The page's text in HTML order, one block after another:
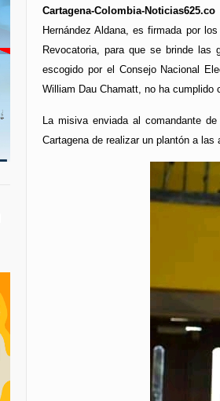
Cartagena-Colombia-Noticias625.co
Hernández Aldana, es firmada por
Revocatoria, para que se brinde
escogido por el Consejo Nacional
William Dau Chamatt, no ha cumplido
La misiva enviada al comandante
Cartagena de realizar un plantón a